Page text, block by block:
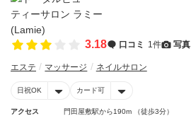
3.18 口コミ 1件 写真
エステ マッサージ ネイルサロン
日祝OK カード可
アクセス
門田屋敷駅から190m （徒歩3分）